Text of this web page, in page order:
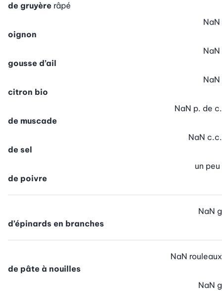
de gruyère râpé
oignon
NaN
gousse d’ail
NaN
citron bio
NaN
de muscade
NaN p. de c.
de sel
NaN c.c.
de poivre
un peu
d’épinards en branches
NaN g
de pâte à nouilles
NaN rouleaux
NaN g